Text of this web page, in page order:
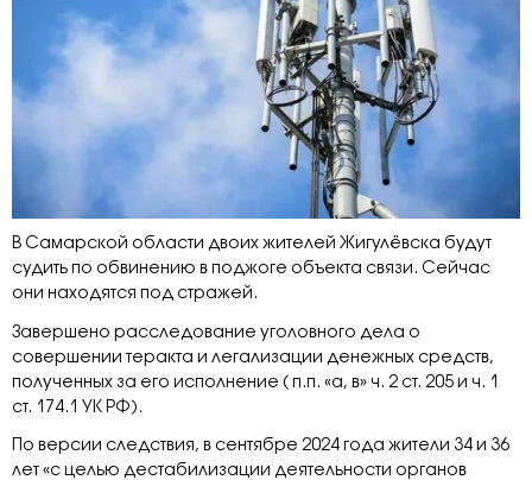
В Самарской области двоих жителей Жигулёвска будут
судить по обвинению в поджоге объекта связи. Сейчас
они находятся под стражей.
Завершено расследование уголовного дела о
совершении теракта и легализации денежных средств,
полученных за его исполнение ( п.п. «а, в» ч. 2 ст. 205 и ч. 1
ст. 174.1 УК РФ).
По версии следствия, в сентябре 2024 года жители 34 и 36
лет «с целью дестабилизации деятельности органов